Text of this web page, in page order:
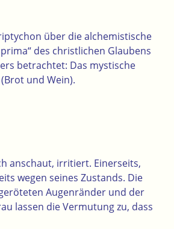
über die alchemistische
des christlichen Glaubens
betrachtet: Das mystische
und Wein).
anschaut, irritiert. Einerseits,
wegen seines Zustands. Die
Augenränder und der
lassen die Vermutung zu, dass